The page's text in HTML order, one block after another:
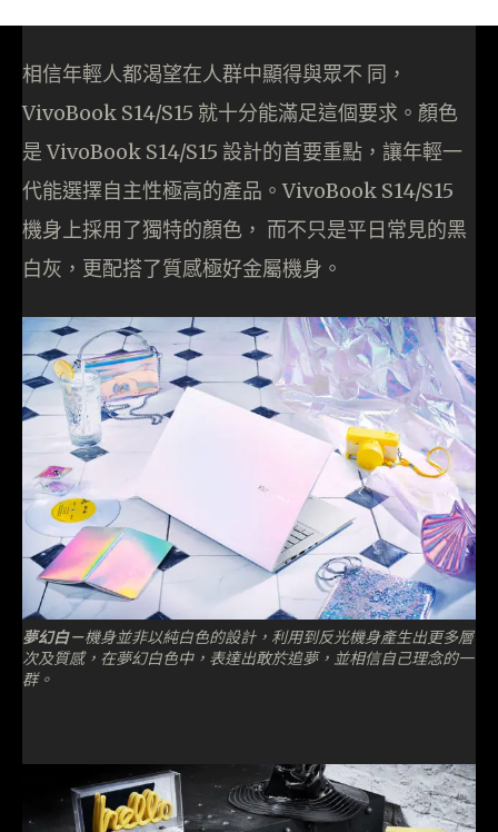
相信年輕人都渴望在人群中顯得與眾不 同，
VivoBook S14/S15 就十分能滿足這個要求。顏色
是 VivoBook S14/S15 設計的首要重點，讓年輕一
代能選擇自主性極高的產品。VivoBook S14/S15
機身上採用了獨特的顏色， 而不只是平日常見的黑
白灰，更配搭了質感極好金屬機身。
夢幻白－機身並非以純白色的設計，利用到反光機身產生出更多層
次及質感，在夢幻白色中，表達出敢於追夢，並相信自己理念的一
群。